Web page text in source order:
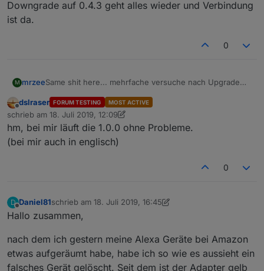
Downgrade auf 0.4.3 geht alles wieder und Verbindung
ist da.
0
M mrzeeSame shit here... mehrfache versuche nach Upgrade
Downgrade auf 0.4.3 geht alles wieder und Verbindung
ist da.
Offline
dslraser FORUM TESTING MOST ACTIVE
schrieb am 18. Juli 2019, 12:09
zuletzt editiert von dslraser
hm, bei mir läuft die 1.0.0 ohne Probleme.
(bei mir auch in englisch)
0
D
Offline
Daniel81schrieb am 18. Juli 2019, 16:45
zuletzt editiert von Daniel81
Hallo zusammen,
nach dem ich gestern meine Alexa Geräte bei Amazon
etwas aufgeräumt habe, habe ich so wie es aussieht ein
falsches Gerät gelöscht. Seit dem ist der Adapter gelb